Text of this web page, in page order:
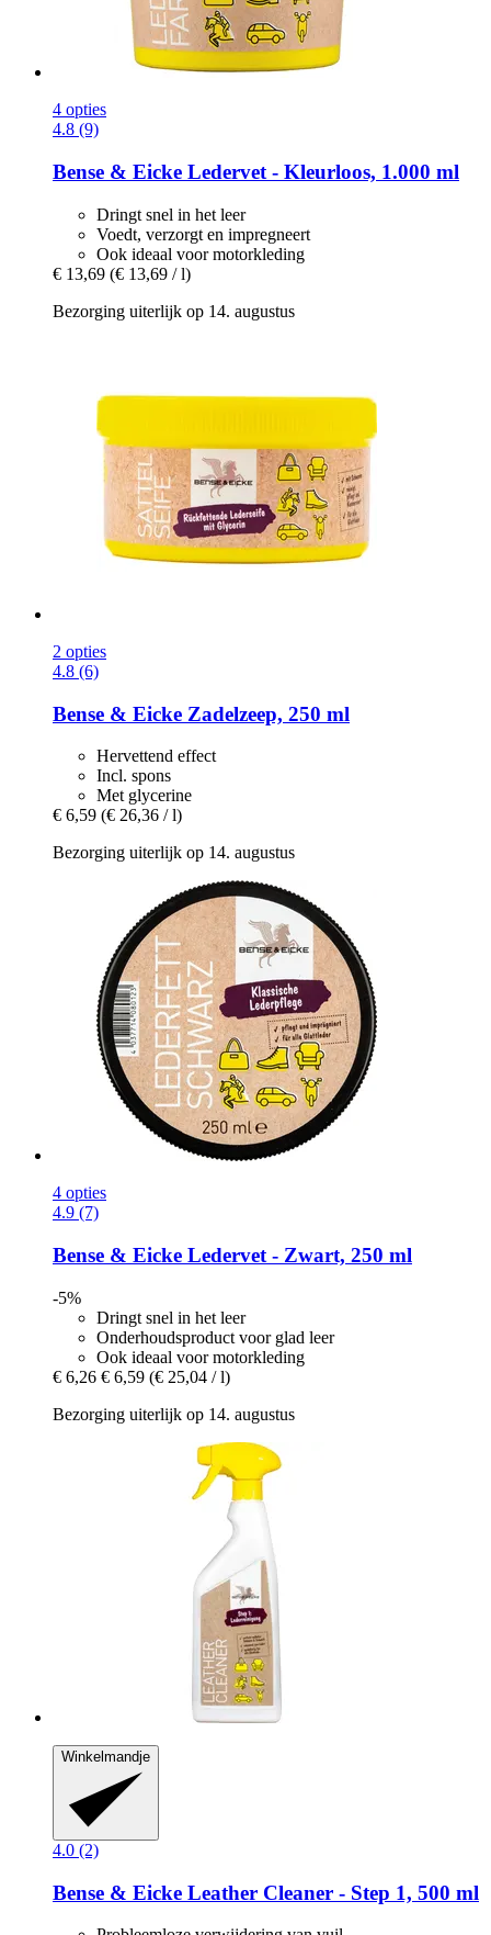
4 opties
4.8 (9)
Bense & Eicke Ledervet -​ Kleurloos, 1.000 ml
Dringt snel in het leer
Voedt, verzorgt en impregneert
Ook ideaal voor motorkleding
€ 13,69 (€ 13,69 / l)
Bezorging uiterlijk op 14. augustus
2 opties
4.8 (6)
Bense & Eicke Zadelzeep, 250 ml
Hervettend effect
Incl. spons
Met glycerine
€ 6,59 (€ 26,36 / l)
Bezorging uiterlijk op 14. augustus
4 opties
4.9 (7)
Bense & Eicke Ledervet -​ Zwart, 250 ml
-5%
Dringt snel in het leer
Onderhoudsproduct voor glad leer
Ook ideaal voor motorkleding
€ 6,26 € 6,59 (€ 25,04 / l)
Bezorging uiterlijk op 14. augustus
Winkelmandje
4.0 (2)
Bense & Eicke Leather Cleaner -​ Step 1, 500 ml